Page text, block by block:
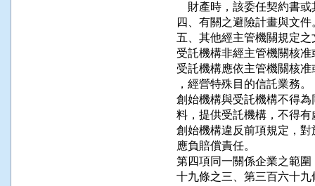
財產時，該委任契約書
四、有關之避險計畫與文件
五、其他經主管機關規定之
受託機構非經主管機關核
受託機構應依主管機關核
，經營特殊目的信託業務。
創始機構與受託機構不得
料，提供受託機構，不得
創始機構違反前項規定，
應負賠償責任。
第四項同一關係企業之範
十九條之三、第三百六十